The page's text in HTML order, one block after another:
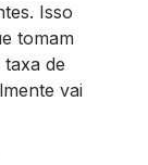
Isso
tomam
de
vai